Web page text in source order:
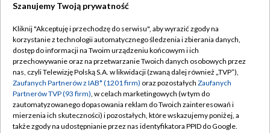
TVP
Abonament TVP
Emisja w TVP
Centrum informacji TVP
Naziemna Telewizja Cyfrowa
Regulamin TVP
Polityka prywatności
Moje zgody
Pomoc
Szanujemy Twoją prywatność
Kliknij "Akceptuję i przechodzę do serwisu", aby wyrazić zgody na
korzystanie z technologii automatycznego śledzenia i zbierania danych,
dostęp do informacji na Twoim urządzeniu końcowym i ich
przechowywanie oraz na przetwarzanie Twoich danych osobowych przez
nas, czyli Telewizję Polską S.A. w likwidacji (zwaną dalej również „TVP”),
Zaufanych Partnerów z IAB* (1201 firm) oraz pozostałych Zaufanych
Partnerów TVP (93 firm), w celach marketingowych (w tym do
zautomatyzowanego dopasowania reklam do Twoich zainteresowań i
mierzenia ich skuteczności) i pozostałych, które wskazujemy poniżej, a
także zgody na udostępnianie przez nas identyfikatora PPID do Google.